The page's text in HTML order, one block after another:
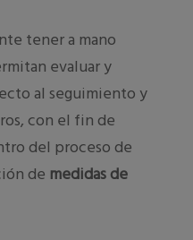
tener a mano
evaluar y
al seguimiento y
con el fin de
del proceso de
de medidas de